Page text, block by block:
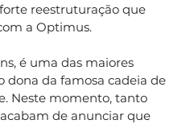
reestruturação que
a Optimus.
é uma das maiores
dona da famosa cadeia de
Neste momento, tanto
de anunciar que